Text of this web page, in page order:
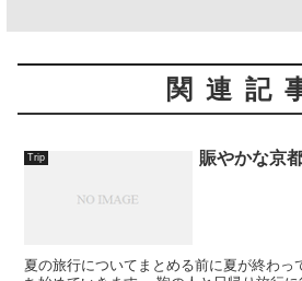
関連記
Trip 賑やかな京
夏の旅行についてまとめる前に夏が終わっ